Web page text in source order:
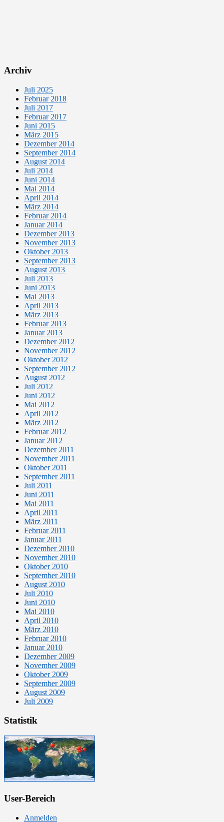
Archiv
Juli 2025
Februar 2018
Juli 2017
Februar 2017
Juni 2015
März 2015
Dezember 2014
September 2014
August 2014
Juli 2014
Juni 2014
Mai 2014
April 2014
März 2014
Februar 2014
Januar 2014
Dezember 2013
November 2013
Oktober 2013
September 2013
August 2013
Juli 2013
Juni 2013
Mai 2013
April 2013
März 2013
Februar 2013
Januar 2013
Dezember 2012
November 2012
Oktober 2012
September 2012
August 2012
Juli 2012
Juni 2012
Mai 2012
April 2012
März 2012
Februar 2012
Januar 2012
Dezember 2011
November 2011
Oktober 2011
September 2011
Juli 2011
Juni 2011
Mai 2011
April 2011
März 2011
Februar 2011
Januar 2011
Dezember 2010
November 2010
Oktober 2010
September 2010
August 2010
Juli 2010
Juni 2010
Mai 2010
April 2010
März 2010
Februar 2010
Januar 2010
Dezember 2009
November 2009
Oktober 2009
September 2009
August 2009
Juli 2009
Statistik
User-Bereich
Anmelden